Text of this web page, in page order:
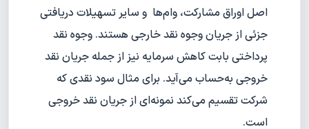
اصل اوراق مشارکت،‌ وام‌ها و سایر تسهیلات دریافتی
جزئی از جریان وجوه نقد خارجی هستند. وجوه نقد
پرداختی بابت کاهش سرمایه نیز از جمله جریان نقد
خروجی به‌حساب می‌آید. برای مثال سود نقدی که
شرکت تقسیم می‌کند نمونه‌ای از جریان نقد خروجی
است.